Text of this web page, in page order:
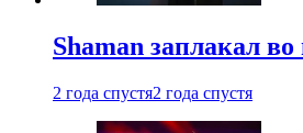
Shaman заплакал
2 года спустя2 года спустя